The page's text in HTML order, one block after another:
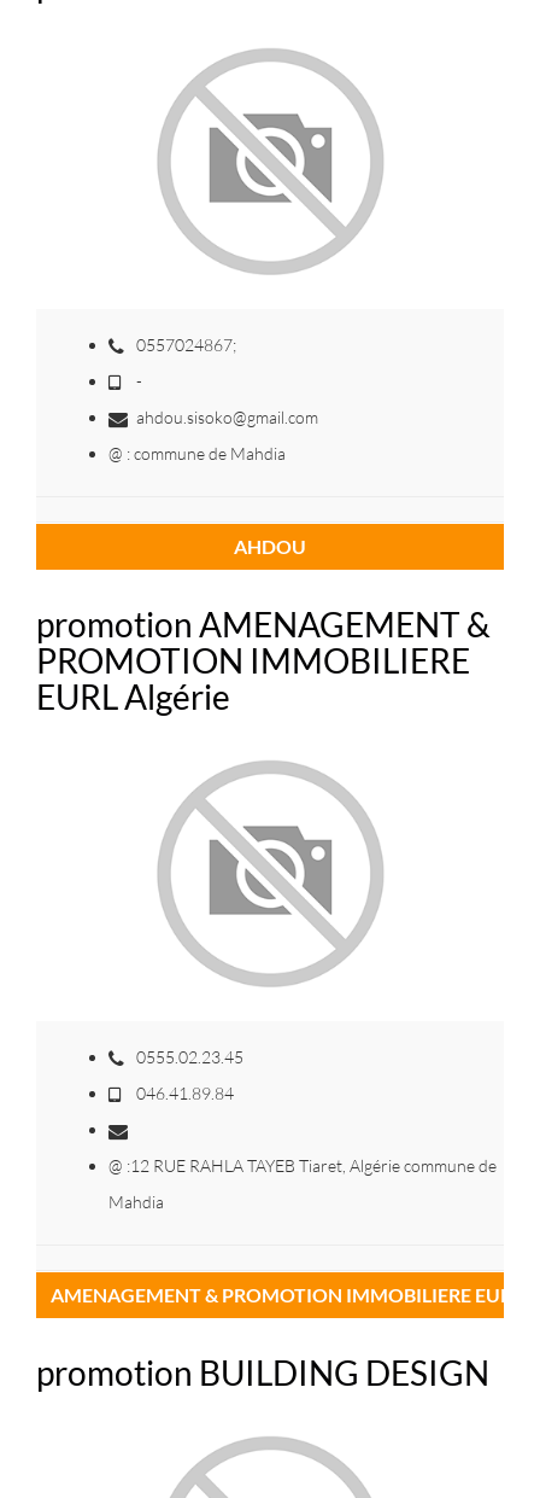
0557024867;
-
ahdou.sisoko@gmail.com
@ : commune de Mahdia
AHDOU
promotion AMENAGEMENT &
PROMOTION IMMOBILIERE
EURL Algérie
0555.02.23.45
046.41.89.84
@ :12 RUE RAHLA TAYEB Tiaret, Algérie commune de
Mahdia
AMENAGEMENT & PROMOTION IMMOBILIERE EURL
promotion BUILDING DESIGN